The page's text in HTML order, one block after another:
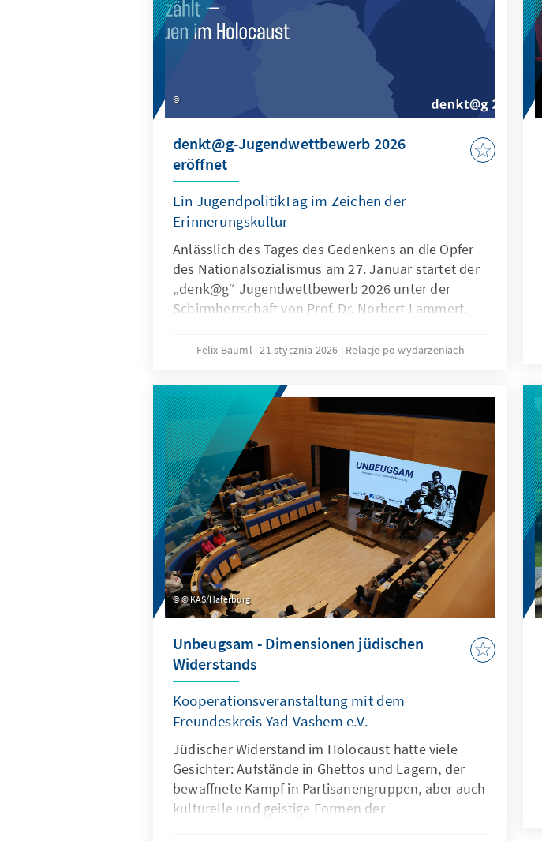
denkt@g-Jugendwettbewerb 2026
eröffnet
Ein JugendpolitikTag im Zeichen der
Erinnerungskultur
Anlässlich des Tages des Gedenkens an die Opfer
des Nationalsozialismus am 27. Januar startet der
„denk@g“ Jugendwettbewerb 2026 unter der
Schirmherrschaft von Prof. Dr. Norbert Lammert.
Felix Bäuml 21 stycznia 2026 Relacje po wydarzeniach
© KAS/Haferburg
Unbeugsam - Dimensionen jüdischen
Widerstands
Kooperationsveranstaltung mit dem
Freundeskreis Yad Vashem e.V.
Jüdischer Widerstand im Holocaust hatte viele
Gesichter: Aufstände in Ghettos und Lagern, der
bewaffnete Kampf in Partisanengruppen, aber auch
kulturelle und geistige Formen der